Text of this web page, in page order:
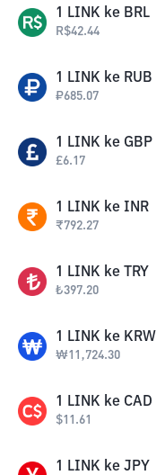
1 LINK ke BRL
R$42.44
1 LINK ke RUB
₽685.07
1 LINK ke GBP
£6.17
1 LINK ke INR
₹792.27
1 LINK ke TRY
₺397.20
1 LINK ke KRW
₩11,724.30
1 LINK ke CAD
$11.61
1 LINK ke JPY